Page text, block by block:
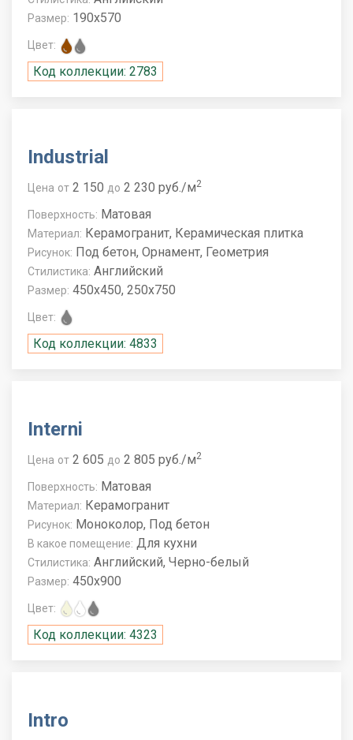
Размер: 190x570
Цвет:
Код коллекции: 2783
Industrial
Цена от 2 150 до 2 230 руб./м2
Поверхность: Матовая
Материал: Керамогранит, Керамическая плитка
Рисунок: Под бетон, Орнамент, Геометрия
Стилистика: Английский
Размер: 450x450, 250x750
Цвет:
Код коллекции: 4833
Interni
Цена от 2 605 до 2 805 руб./м2
Поверхность: Матовая
Материал: Керамогранит
Рисунок: Моноколор, Под бетон
В какое помещение: Для кухни
Стилистика: Английский, Черно-белый
Размер: 450x900
Цвет:
Код коллекции: 4323
Intro